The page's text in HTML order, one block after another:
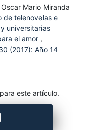
Mario Miranda
de telenovelas e
universitarias
el amor ,
(2017): Año 14
este artículo.